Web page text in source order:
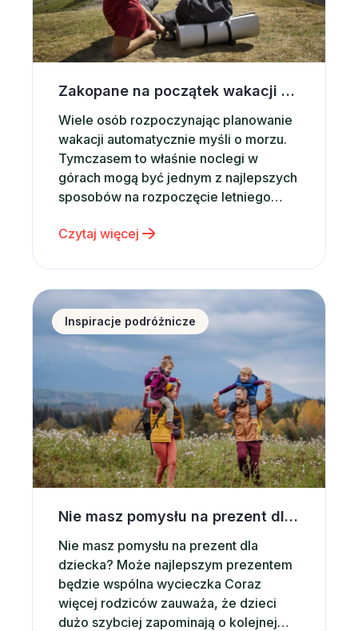
Zakopane na początek wakacji – dlaczego warto wybrać noclegi w górach?
Wiele osób rozpoczynając planowanie
wakacji automatycznie myśli o morzu.
Tymczasem to właśnie noclegi w
górach mogą być jednym z najlepszych
sposobów na rozpoczęcie letniego
krajobrazy, świeże powietrze,
aktywnego wypoczynku sprawiają, że
Zakopane od lat pozostaje jednym z
najchętniej wybieranych kierunków w
Polsce. Co ważne, Zakopane jest
miejscem, które sprawdza się…
Czytaj więcej
Nie masz pomysłu na prezent dla dziecka? Postaw
Inspiracje podróżnicze
Nie masz pomysłu na prezent dla dziecka? Postaw na wspólną wycieczkę
Nie masz pomysłu na prezent dla
dziecka? Może najlepszym prezentem
będzie wspólna wycieczka Coraz
więcej rodziców zauważa, że dzieci
dużo szybciej zapominają o kolejnej